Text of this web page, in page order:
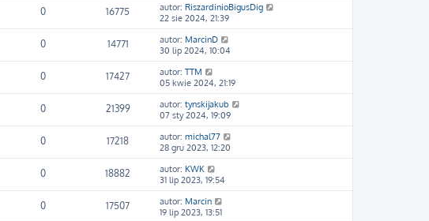
0 16775 autor: RiszardinioBigusDig
22 sie 2024, 21:39
0 14771 autor: MarcinD
30 lip 2024, 10:04
0 17427 autor: TTM
05 kwie 2024, 21:19
0 21399 autor: tynskijakub
07 sty 2024, 19:09
0 17218 autor: michal77
28 gru 2023, 12:20
0 18882 autor: KWK
31 lip 2023, 19:54
0 17507 autor: Marcin
19 lip 2023, 13:51